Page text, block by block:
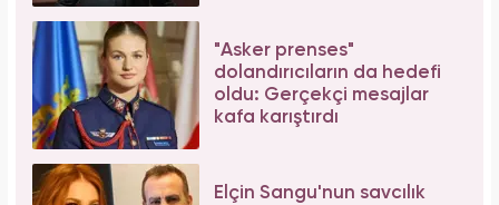
"Asker prenses"
dolandırıcıların da hedefi
oldu: Gerçekçi mesajlar
kafa karıştırdı
Elçin Sangu'nun savcılık